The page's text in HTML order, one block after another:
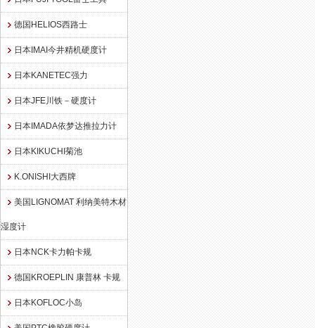
德国HELIOS西路士
日本IMAI今井精机硬度计
日本KANETEC强力
日本JFE川铁－硬度计
日本IMADA依梦达推拉力计
日本KIKUCHI菊池
K.ONISHI大西牌
美国LIGNOMAT 利纳美特木材
湿度计
日本NCK卡力帕卡规
德国KROEPLIN 康普林 卡规
日本KOFLOC小岛